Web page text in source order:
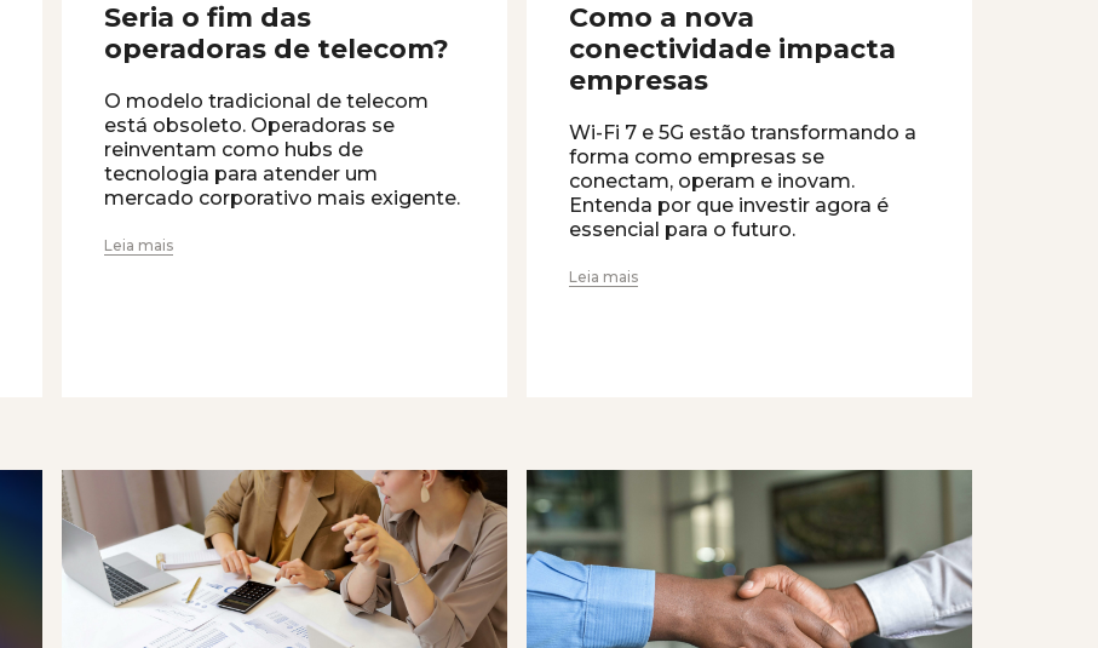
Seria o fim das
operadoras de telecom?
O modelo tradicional de telecom
está obsoleto. Operadoras se
reinventam como hubs de
tecnologia para atender um
mercado corporativo mais exigente.
Leia mais
Como a nova
conectividade impacta
empresas
Wi-Fi 7 e 5G estão transformando a
forma como empresas se
conectam, operam e inovam.
Entenda por que investir agora é
essencial para o futuro.
Leia mais